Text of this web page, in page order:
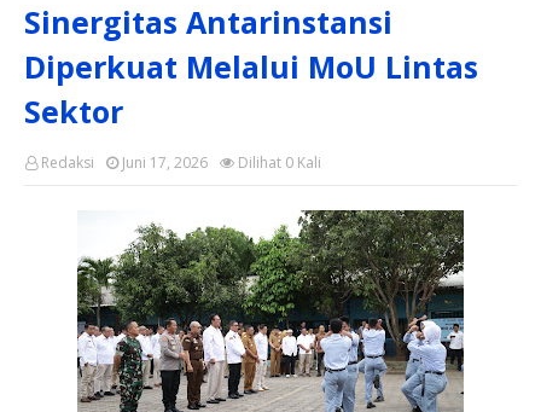
Sinergitas Antarinstansi
Diperkuat Melalui MoU Lintas
Sektor
Redaksi Dilihat 0 Kali
Juni 17, 2026